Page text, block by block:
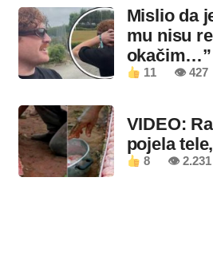
Mislio da
mu nisu
okačim…”
11 👁 427
VIDEO:
pojela
8 👁 2.231